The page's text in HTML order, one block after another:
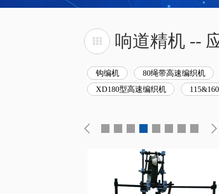
响道精机
钩编机
80绳带高速编织机
XD180型高速编织机